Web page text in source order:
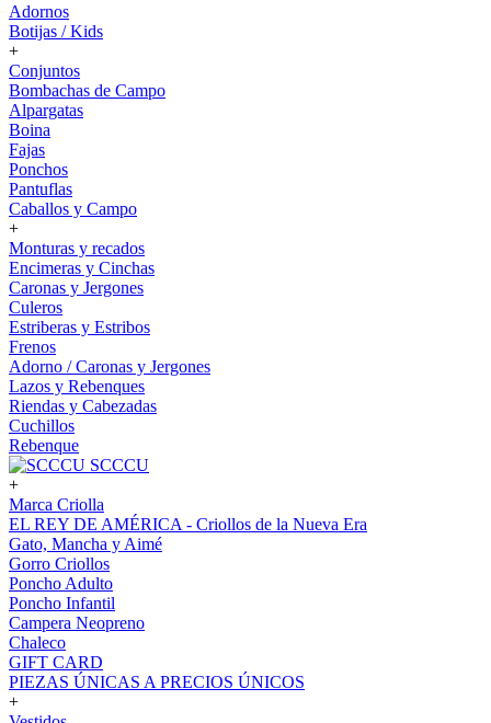
Adornos
Botijas / Kids
+
Conjuntos
Bombachas de Campo
Alpargatas
Boina
Fajas
Ponchos
Pantuflas
Caballos y Campo
+
Monturas y recados
Encimeras y Cinchas
Caronas y Jergones
Culeros
Estriberas y Estribos
Frenos
Adorno / Caronas y Jergones
Lazos y Rebenques
Riendas y Cabezadas
Cuchillos
Rebenque
SCCCU
+
Marca Criolla
EL REY DE AMÉRICA - Criollos de la Nueva Era
Gato, Mancha y Aimé
Gorro Criollos
Poncho Adulto
Poncho Infantil
Campera Neopreno
Chaleco
GIFT CARD
PIEZAS ÚNICAS A PRECIOS ÚNICOS
+